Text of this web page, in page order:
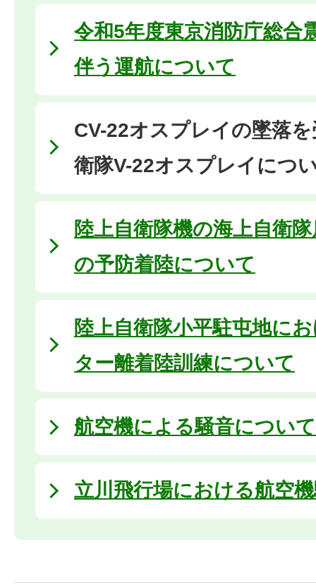
令和5年度東京消防庁総合
伴う運航について
CV-22オスプレイの墜落
衛隊V-22オスプレイにつ
陸上自衛隊機の海上自衛
の予防着陸について
陸上自衛隊小平駐屯地に
ター離着陸訓練について
航空機による騒音について
立川飛行場における航空